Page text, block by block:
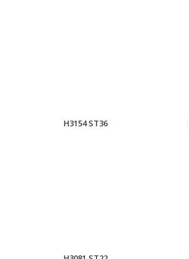
H3154 ST36